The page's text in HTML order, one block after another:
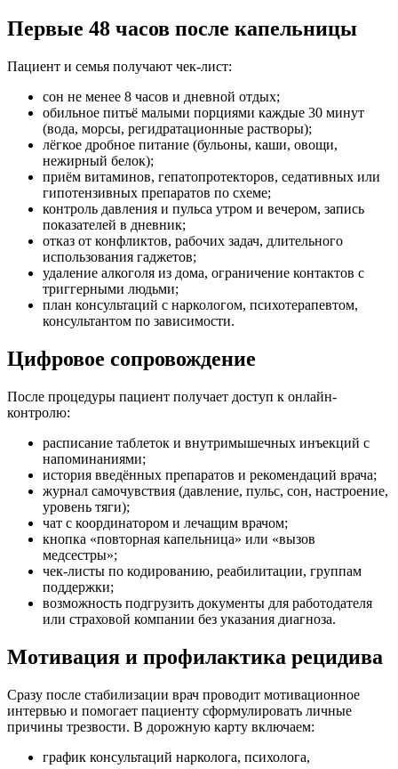
Первые 48 часов после капельницы
Пациент и семья получают чек-лист:
сон не менее 8 часов и дневной отдых;
обильное питьё малыми порциями каждые 30 минут
(вода, морсы, регидратационные растворы);
лёгкое дробное питание (бульоны, каши, овощи,
нежирный белок);
приём витаминов, гепатопротекторов, седативных или
гипотензивных препаратов по схеме;
контроль давления и пульса утром и вечером, запись
показателей в дневник;
отказ от конфликтов, рабочих задач, длительного
использования гаджетов;
удаление алкоголя из дома, ограничение контактов с
триггерными людьми;
план консультаций с наркологом, психотерапевтом,
консультантом по зависимости.
Цифровое сопровождение
После процедуры пациент получает доступ к онлайн-
контролю:
расписание таблеток и внутримышечных инъекций с
напоминаниями;
история введённых препаратов и рекомендаций врача;
журнал самочувствия (давление, пульс, сон, настроение,
уровень тяги);
чат с координатором и лечащим врачом;
кнопка «повторная капельница» или «вызов
медсестры»;
чек-листы по кодированию, реабилитации, группам
поддержки;
возможность подгрузить документы для работодателя
или страховой компании без указания диагноза.
Мотивация и профилактика рецидива
Сразу после стабилизации врач проводит мотивационное
интервью и помогает пациенту сформулировать личные
причины трезвости. В дорожную карту включаем:
график консультаций нарколога, психолога,